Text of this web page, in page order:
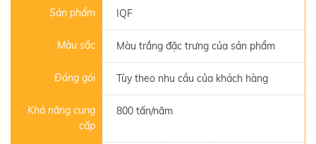
Sản phẩm IQF
Màu sắc Màu trắng đặc trưng của sản phẩm
Đóng gói Tùy theo nhu cầu của khách hàng
Khả năng cung
cấp
800 tấn/năm